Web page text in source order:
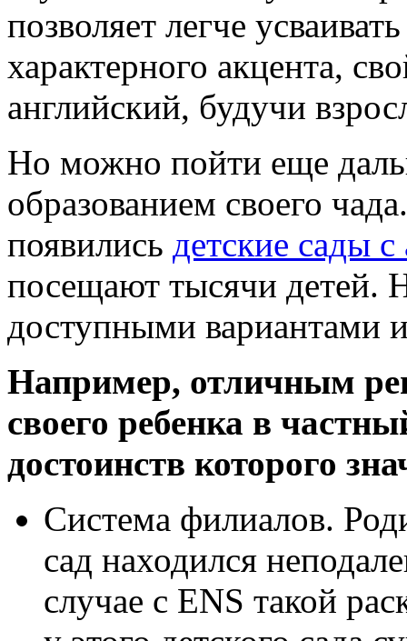
позволяет легче
характерного акцента,
английский, будучи
Но можно пойти еще
образованием своего
появились детские сады
посещают тысячи детей.
доступными вариантами
Например, отличным
своего ребенка в
достоинств которого
Система филиалов.
сад находился
случае с ENS такой